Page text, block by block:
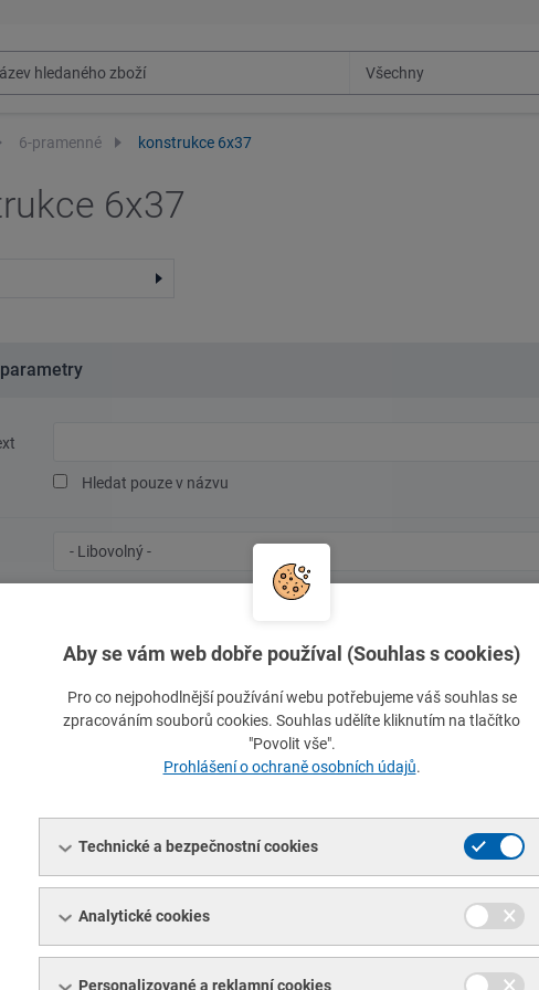
6-pramenné konstrukce 6x37
6x37
Hledat pouze v názvu
oceli/materiál
normy
normy
Hledat normu přesně
EN 12385-4, pozinkované, protisměrné, pravé, pevnost 1770 MPa,
EN 12385-4, pozinkované, protisměrné, pravé, pevnost 1770 MPa,
Aby se vám web dobře používal (Souhlas s cookies)
Pro co nejpohodlnější používání webu potřebujeme váš souhlas se
zpracováním souborů cookies. Souhlas udělíte kliknutím na tlačítko
"Povolit vše".
Prohlášení o ochraně osobních údajů.
Technické a bezpečnostní cookies
Analytické cookies
Personalizované a reklamní cookies